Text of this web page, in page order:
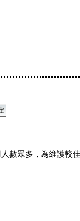
數眾多，為維護較